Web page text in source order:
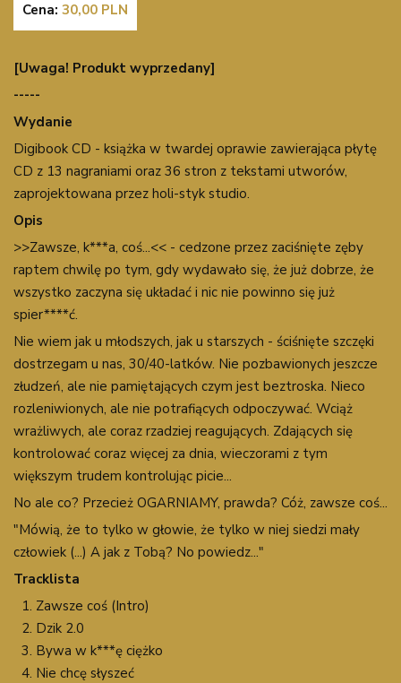
Cena: 30,00 PLN
[Uwaga! Produkt wyprzedany]
-----
Wydanie
Digibook CD - książka w twardej oprawie zawierająca płytę
CD z 13 nagraniami oraz 36 stron z tekstami utworów,
zaprojektowana przez holi-styk studio.
Opis
>>Zawsze, k***a, coś...<< - cedzone przez zaciśnięte zęby
raptem chwilę po tym, gdy wydawało się, że już dobrze, że
wszystko zaczyna się układać i nic nie powinno się już
spier****ć.
Nie wiem jak u młodszych, jak u starszych - ściśnięte szczęki
dostrzegam u nas, 30/40-latków. Nie pozbawionych jeszcze
złudzeń, ale nie pamiętających czym jest beztroska. Nieco
rozleniwionych, ale nie potrafiących odpoczywać. Wciąż
wrażliwych, ale coraz rzadziej reagujących. Zdających się
kontrolować coraz więcej za dnia, wieczorami z tym
większym trudem kontrolując picie...
No ale co? Przecież OGARNIAMY, prawda? Cóż, zawsze coś...
"Mówią, że to tylko w głowie, że tylko w niej siedzi mały
człowiek (...) A jak z Tobą? No powiedz..."
Tracklista
Zawsze coś (Intro)
Dzik 2.0
Bywa w k***ę ciężko
Nie chcę słyszeć